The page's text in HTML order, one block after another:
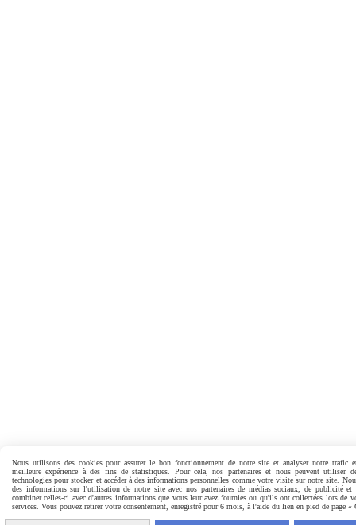
Nous utilisons des cookies pour assurer le bon fonctionnement de notre site et analyser notre trafic
meilleure expérience à des fins de statistiques. Pour cela, nos partenaires et nous peuvent utiliser
technologies pour stocker et accéder à des informations personnelles comme votre visite sur notre site.
des informations sur l'utilisation de notre site avec nos partenaires de médias sociaux, de publicité et
combiner celles-ci avec d'autres informations que vous leur avez fournies ou qu'ils ont collectées lors de
services. Vous pouvez retirer votre consentement, enregistré pour 6 mois, à l'aide du lien en pied de page